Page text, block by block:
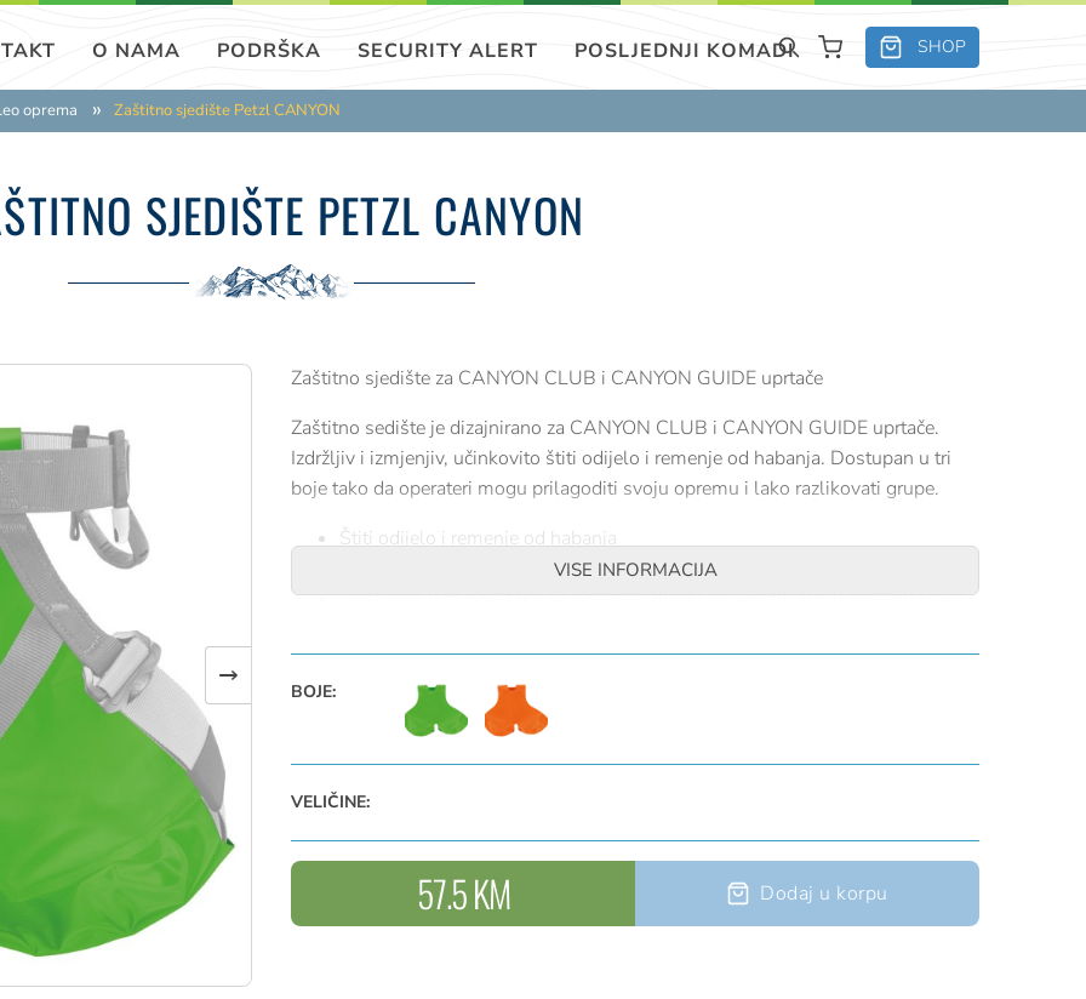
O NAMA PODRŠKA SECURITY ALERT POSLJEDNJI KOMADI SHOP
oprema Zaštitno sjedište Petzl CANYON
SJEDIŠTE PETZL CANYON
→
Zaštitno sjedište za CANYON CLUB i CANYON GUIDE uprtače
Zaštitno sedište je dizajnirano za CANYON CLUB i CANYON GUIDE uprtače.
Izdržljiv i izmjenjiv, učinkovito štiti odijelo i remenje od habanja. Dostupan u tri
boje tako da operateri mogu prilagoditi svoju opremu i lako razlikovati grupe.
Štiti odijelo i remenje od habanja
Izuzetno izdržljiv i zamjenjiv
Dostupan u tri boje tako da operateri mogu prilagoditi svoju opremu i lako
Kompatibilan sa CANYON CLUB (C086AA00) i CANYON GUIDE
(C086BAXX) pojasevima koji se prodaju nakon 2020.
Specifikacije
VISE INFORMACIJA
BOJE:
VELIČINE:
57.5 KM Dodaj u korpu